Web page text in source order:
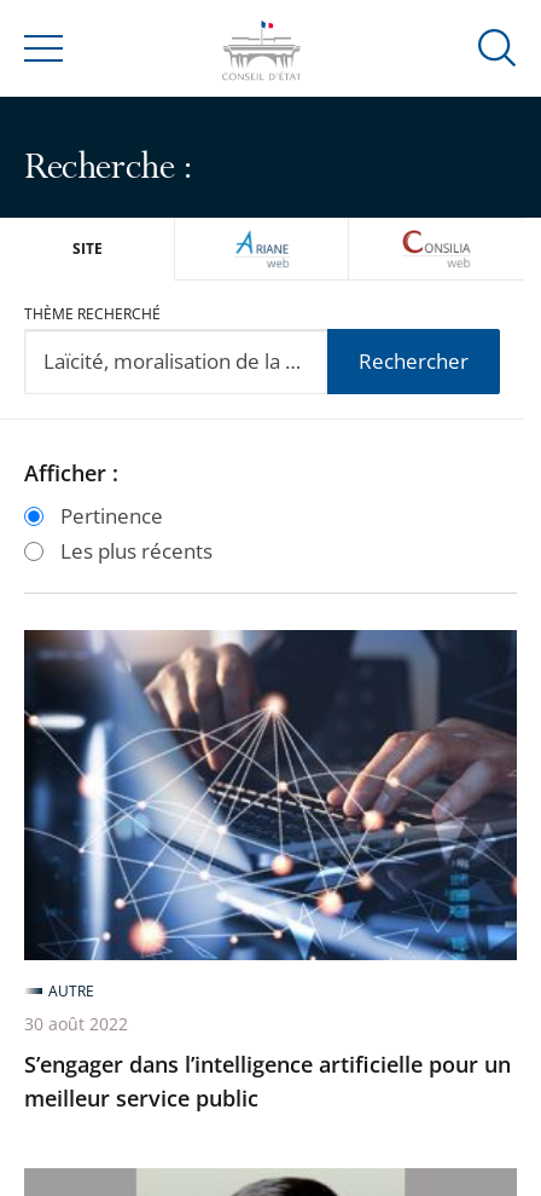
Menu
Ouvrir
Recherche :
SITE ARIANEWEB
THÈME RECHERCHÉ
Rechercher
Passer
les
filtres
après
Passer
les
filtres
avant
Afficher :
Pertinence
Les plus récents
S’engager
dans
l’intelligence
artificielle
pour
meilleur
service
public
S’engager dans l’intelligence artificielle pour un
meilleur service public
AUTRE
30 août 2022